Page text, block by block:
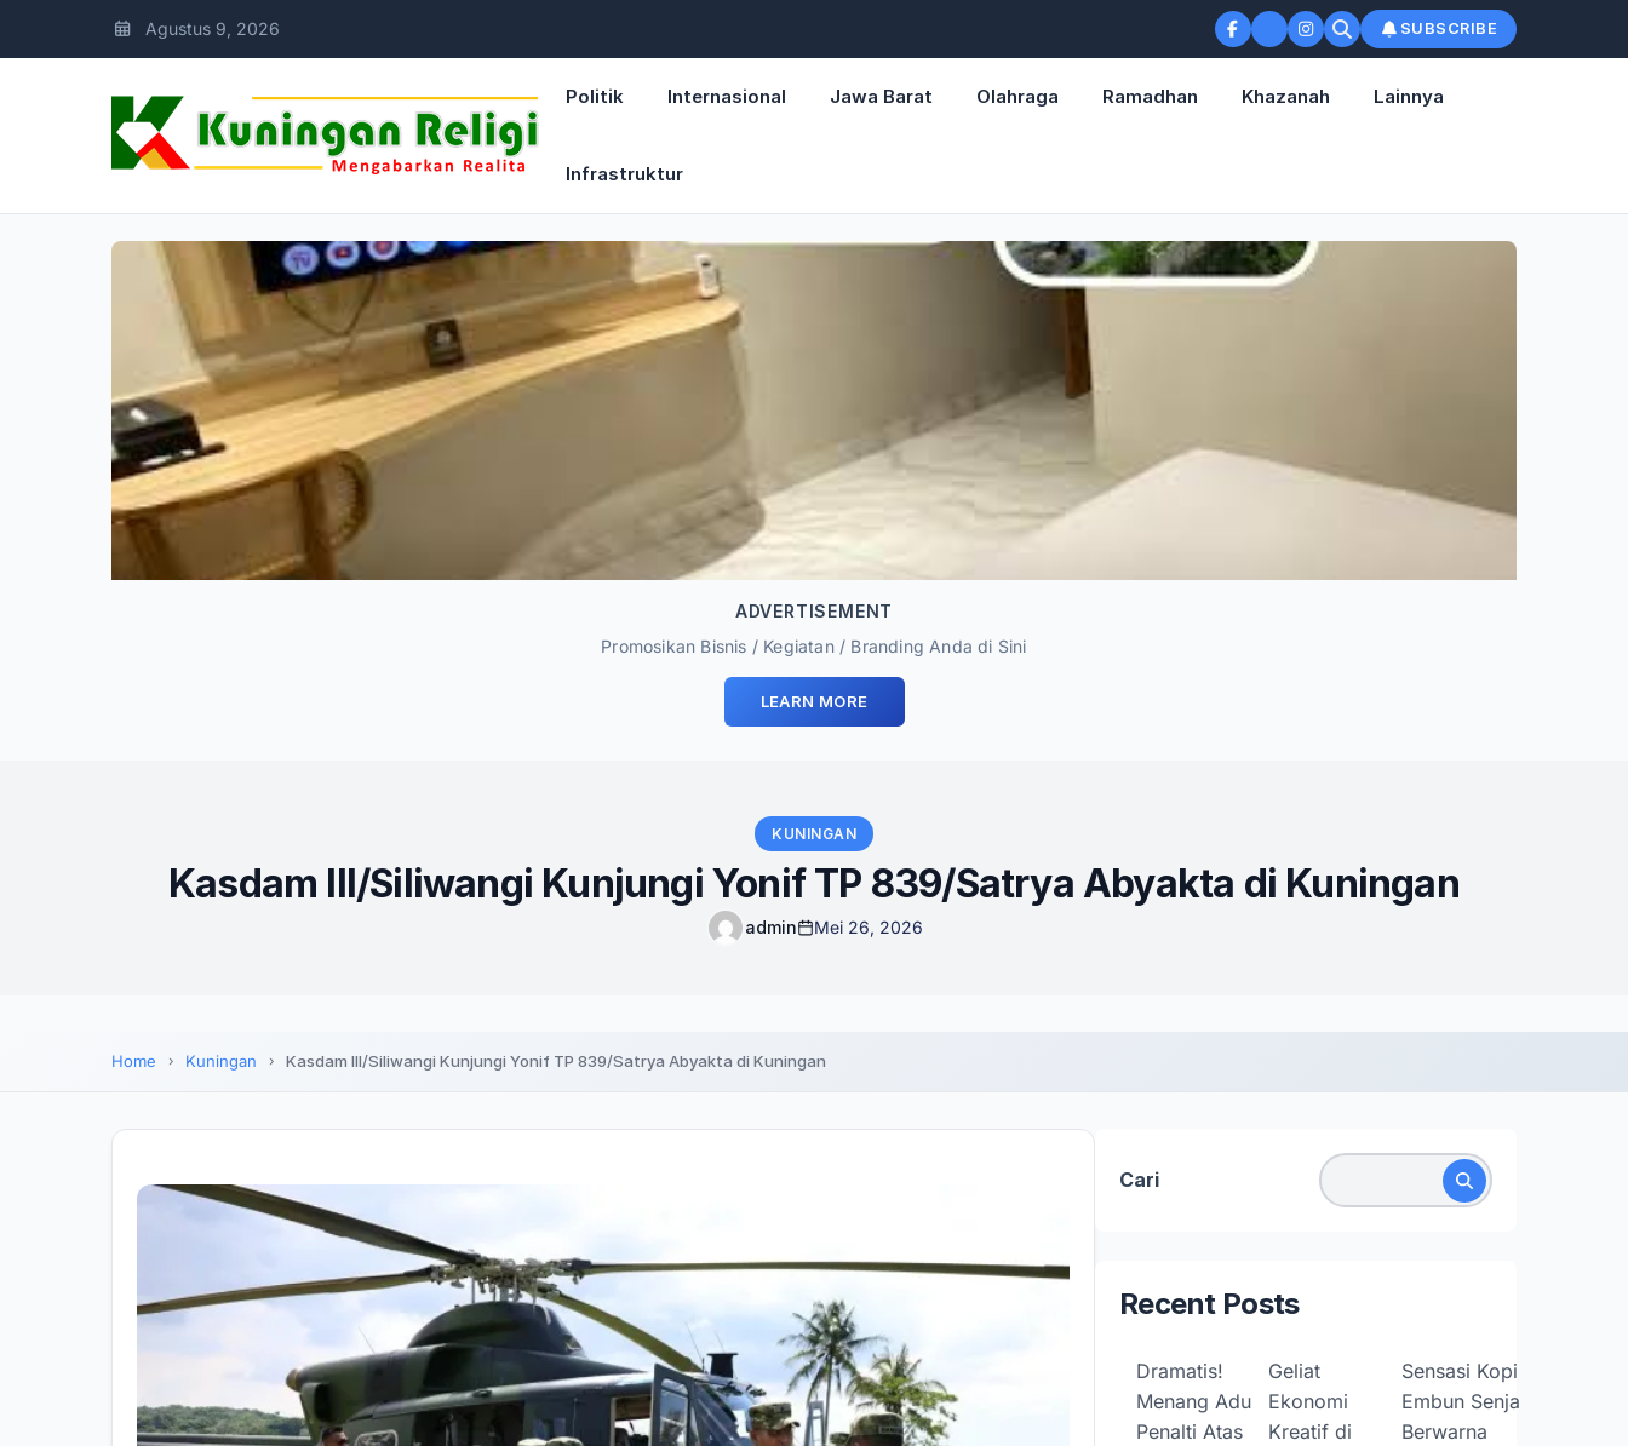
Agustus 9, 2026 SUBSCRIBE
Politik Internasional Jawa Barat Olahraga Ramadhan Khazanah Lainnya
Infrastruktur
ADVERTISEMENT
Promosikan Bisnis / Kegiatan / Branding Anda di Sini
LEARN MORE
KUNINGAN
Kasdam III/Siliwangi Kunjungi Yonif TP 839/Satrya Abyakta di Kuningan
admin Mei 26, 2026
Home Kuningan Kasdam III/Siliwangi Kunjungi Yonif TP 839/Satrya Abyakta di Kuningan
Cari
Recent Posts
Dramatis!
Menang Adu
Penalti Atas
Geliat
Ekonomi
Kreatif di
Sensasi Kopi
Embun Senja
Berwarna